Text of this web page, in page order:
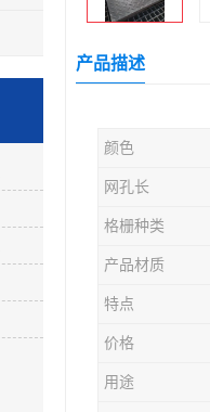
产品描述
颜色
网孔长
格栅种类
产品材质
特点
价格
用途